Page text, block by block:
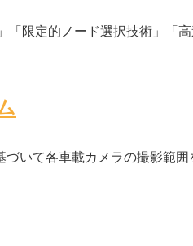
限定的ノード選択技術」「
いて各車載カメラの撮影範